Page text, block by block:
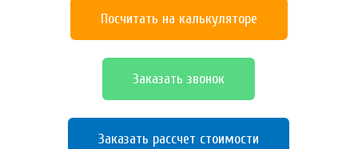
Посчитать на калькуляторе
Заказать звонок
Заказать рассчет стоимости